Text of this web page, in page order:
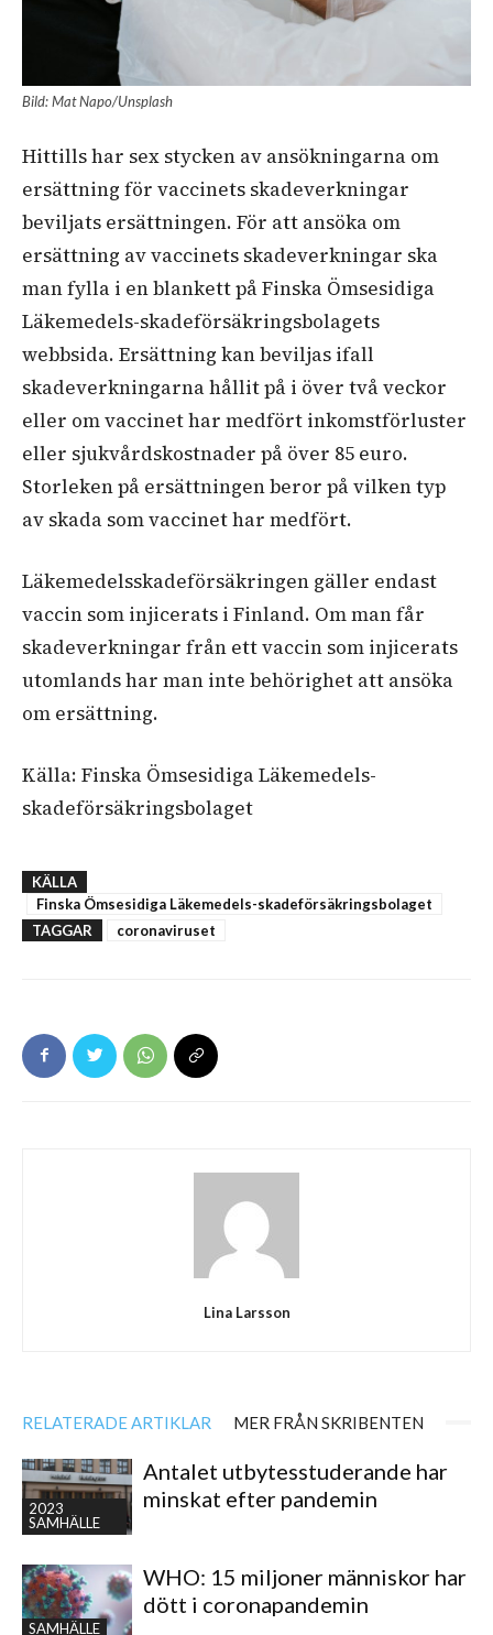
Bild: Mat Napo/Unsplash
Hittills har sex stycken av ansökningarna om
ersättning för vaccinets skadeverkningar
beviljats ersättningen. För att ansöka om
ersättning av vaccinets skadeverkningar ska
man fylla i en blankett på Finska Ömsesidiga
Läkemedels-skadeförsäkringsbolagets
webbsida. Ersättning kan beviljas ifall
skadeverkningarna hållit på i över två veckor
eller om vaccinet har medfört inkomstförluster
eller sjukvårdskostnader på över 85 euro.
Storleken på ersättningen beror på vilken typ
av skada som vaccinet har medfört.
Läkemedelsskadeförsäkringen gäller endast
vaccin som injicerats i Finland. Om man får
skadeverkningar från ett vaccin som injicerats
utomlands har man inte behörighet att ansöka
om ersättning.
Källa: Finska Ömsesidiga Läkemedels-
skadeförsäkringsbolaget
KÄLLA
Finska Ömsesidiga Läkemedels-skadeförsäkringsbolaget
TAGGAR
coronaviruset
Lina Larsson
RELATERADE ARTIKLAR MER FRÅN SKRIBENTEN
2023
SAMHÄLLE
Antalet utbytesstuderande har
minskat efter pandemin
SAMHÄLLE
WHO: 15 miljoner människor har
dött i coronapandemin